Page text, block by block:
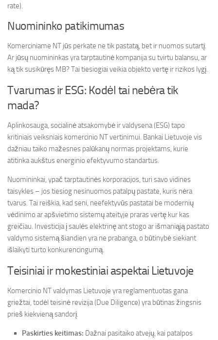
rate).
Nuomininko patikimumas
Komerciniame NT jūs perkate ne tik pastatą, bet ir nuomos sutartį.
Ar jūsų nuomininkas yra tarptautinė kompanija su tvirtu balansu, ar
ką tik susikūręs MB? Tai tiesiogiai veikia objekto vertę ir rizikos lygį.
Tvarumas ir ESG: Kodėl tai nebėra tik
mada?
Aplinkosauga, socialinė atsakomybė ir valdysena (ESG) tapo
kritiniais veiksniais komercinio NT vertinimui. Bankai Lietuvoje vis
dažniau taiko mažesnes palūkanų normas projektams, kurie
atitinka aukštus energinio efektyvumo standartus.
Nuomininkai, ypač tarptautinės korporacijos, turi savo vidines
taisykles – jos tiesiog nesinuomos patalpų pastate, kuris nėra
tvarus. Tai reiškia, kad seni, neefektyvūs pastatai be modernių
vėdinimo ar apšvietimo sistemų ateityje praras vertę kur kas
greičiau. Investicija į saulės elektrinę ant stogo ar išmaniąją pastato
valdymo sistemą šiandien yra ne prabanga, o būtinybė siekiant
išlaikyti turto konkurencingumą.
Teisiniai ir mokestiniai aspektai Lietuvoje
Komercinio NT valdymas Lietuvoje yra reglamentuotas gana
griežtai, todėl teisinė revizija (Due Diligence) yra būtinas žingsnis
prieš kiekvieną sandorį.
Paskirties keitimas: Dažnai pasitaiko atvejų, kai patalpos